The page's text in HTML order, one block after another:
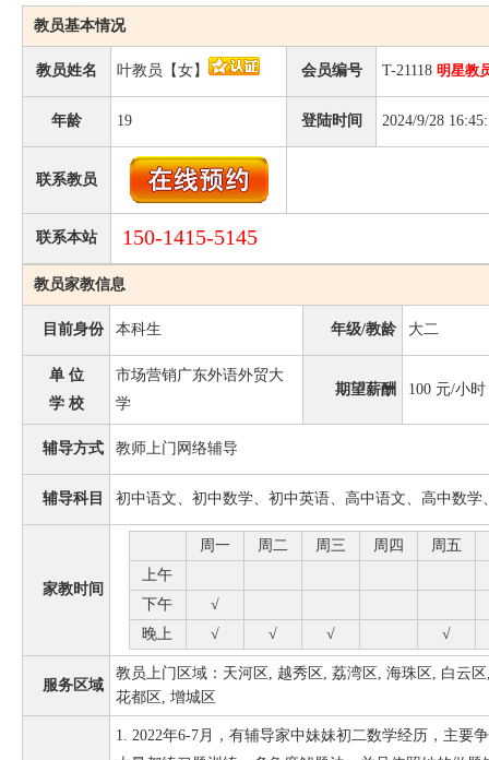
教员基本情况
教员姓名 叶教员【女】 会员编号 T-21118 明星教
年龄 19 登陆时间 2024/9/28
联系教员
联系本站 150-1415-5145
教员家教信息
目前身份 本科生 年级/教龄 大二
单 位
学 校
市场营销广东外语外贸大
学
期望薪酬 100 元/小时
辅导方式 教师上门网络辅导
辅导科目 初中语文、初中数学、初中英语、高中语文、高中数学
家教时间
周一 周二 周三 周四 周五
上午
下午
√
晚上
√ √ √ √
服务区域
教员上门区域：天河区, 越秀区, 荔湾区, 海珠区, 白云
花都区, 增城区
1. 2022年6-7月，有辅导家中妹妹初二数学经历，主要